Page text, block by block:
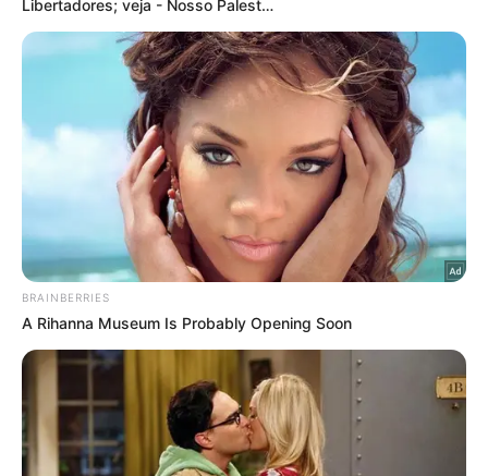
Notícias Relacionadas
Nos números gerais, o domínio continua: o
Palmeiras é o brasileiro com
mais partidas na
Libertadores, seja como mandante ou visitante, e
também com mais vitórias
em ambas as condições.
Além disso, lidera em gols marcados
, tanto no
Allianz Parque quanto fora de casa. Quando se fala
em invencibilidade, novamente o Verdão aparece no
topo, com
o maior invicto geral ,
maior invicto
como mandante e maior invicto como visitante
Outro feito relevante é que o clubenunca foi
eliminado na fase prévia, a famosa pré-
LEIA MAIS